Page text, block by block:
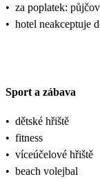
• za poplatek:
• hotel neakceptuje
Sport a zábava
• dětské hřiště
• fitness
• víceúčelové hřiště
• beach volejbal